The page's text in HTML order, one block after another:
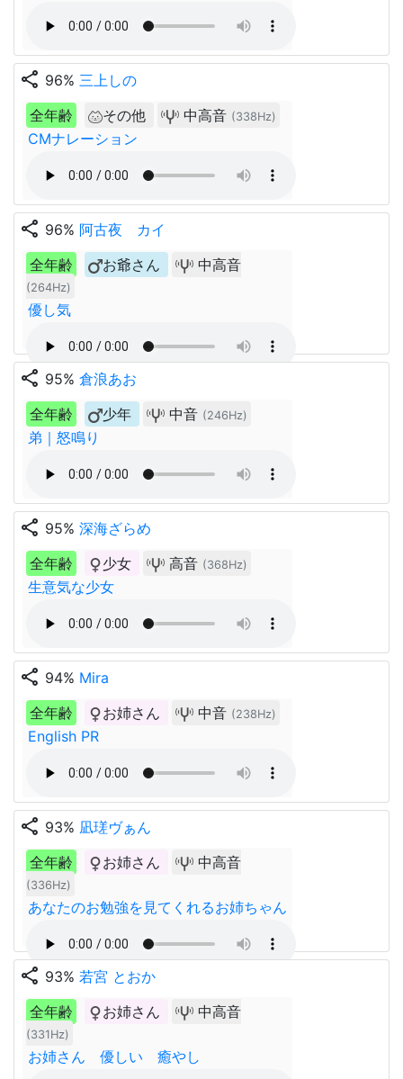
share 96% 三上しの
全年齢
その他 中高音 (338Hz)
CMナレーション
share 96% 阿古夜 カイ
全年齢
お爺さん 中高音
(264Hz)
優し気
share 95% 倉浪あお
全年齢
少年 中音 (246Hz)
弟｜怒鳴り
share 95% 深海ざらめ
全年齢
少女 高音 (368Hz)
生意気な少女
share 94% Mira
全年齢
お姉さん 中音 (238Hz)
English PR
share 93% 凪瑳ヴぁん
全年齢
お姉さん 中高音
(336Hz)
あなたのお勉強を見てくれるお姉ちゃん
share 93% 若宮 とおか
全年齢
お姉さん 中高音
(331Hz)
お姉さん 優しい 癒やし